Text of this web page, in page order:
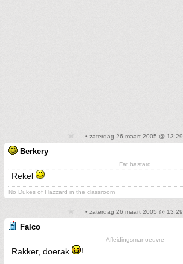
• zaterdag 26 maart 2005 @ 13:29
Berkery
Fat bastard
Rekel
No Dukes of Hazzard in the classroom
• zaterdag 26 maart 2005 @ 13:29
Falco
Afleidingsmanoeuvre
Rakker, doerak !